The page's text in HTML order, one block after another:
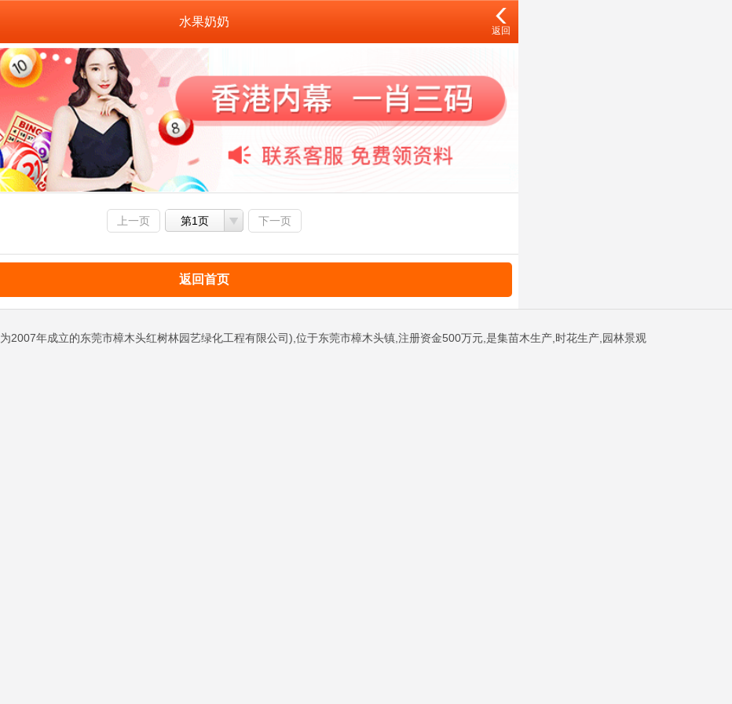
水果奶奶
返回
上一页 第1页 下一页
返回首页
2007年成立的东莞市樟木头红树林园艺绿化工程有限公司),位于东莞市樟木头镇,注册资金500万元,是集苗木生产,时花生产,园林景观